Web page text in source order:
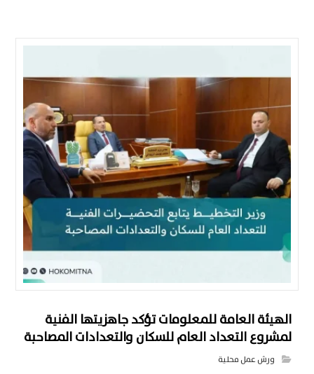
الهيئة العامة للمعلومات تؤكد جاهزيتها الفنية
لمشروع التعداد العام للسكان والتعدادات المصاحبة
ورش عمل محلية